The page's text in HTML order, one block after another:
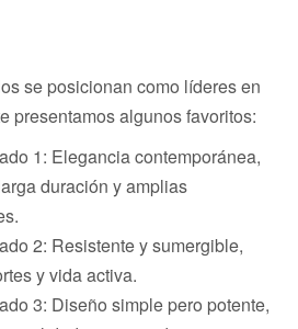
se posicionan como líderes en
presentamos algunos favoritos:
1: Elegancia contemporánea,
duración y amplias
2: Resistente y sumergible,
y vida activa.
3: Diseño simple pero potente,